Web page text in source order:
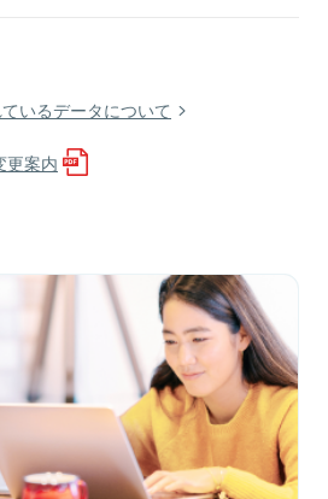
いるデータについて
更案内